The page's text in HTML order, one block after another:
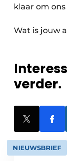
klaar om
Wat is jouw
verder.
NIEUWSBRIEF